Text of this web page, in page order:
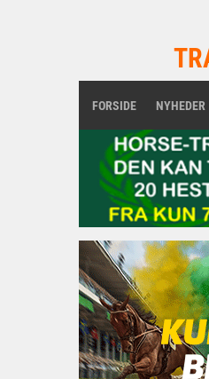
FORSIDE NYHEDER